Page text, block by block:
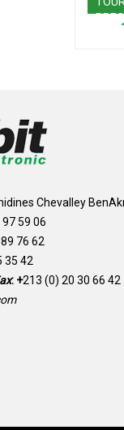
Chevalley
59 06
76 62
35 42
: +213 (0) 20 30 66 42